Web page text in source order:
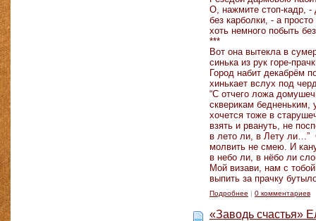
О, нажмите стоп-кадр, -
без карболки, - а
хоть немного побыть
***
Вот она вытекла в
синька из рук горе-
Город набит декабрём
хинькает вслух под
“С отчего ложа
скверикам бедненьким,
хочется тоже в
взять и рвануть, не
в лето ли, в Лету ли…”
молвить не смею. И
в небо ли, в нёбо ли
Мой визави, нам с
выпить за прачку
Подробнее | 0 комментариев
«Заводь счастья»